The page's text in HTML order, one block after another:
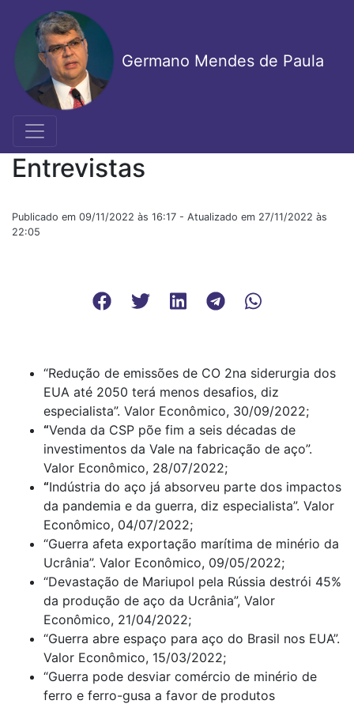
para
conteúdo
principal
Germano Mendes de Paula
Entrevistas
Publicado em 09/11/2022 às 16:17 - Atualizado em 27/11/2022 às
22:05
“Redução de emissões de CO 2na siderurgia dos
EUA até 2050 terá menos desafios, diz
especialista”. Valor Econômico, 30/09/2022;
“Venda da CSP põe fim a seis décadas de
investimentos da Vale na fabricação de aço”.
Valor Econômico, 28/07/2022;
“Indústria do aço já absorveu parte dos impactos
da pandemia e da guerra, diz especialista”. Valor
Econômico, 04/07/2022;
“Guerra afeta exportação marítima de minério da
Ucrânia”. Valor Econômico, 09/05/2022;
“Devastação de Mariupol pela Rússia destrói 45%
da produção de aço da Ucrânia”, Valor
Econômico, 21/04/2022;
“Guerra abre espaço para aço do Brasil nos EUA”.
Valor Econômico, 15/03/2022;
“Guerra pode desviar comércio de minério de
ferro e ferro-gusa a favor de produtos